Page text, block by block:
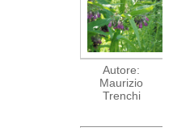
Autore:
Maurizio
Trenchi